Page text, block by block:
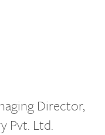
Director,
Pvt. Ltd.